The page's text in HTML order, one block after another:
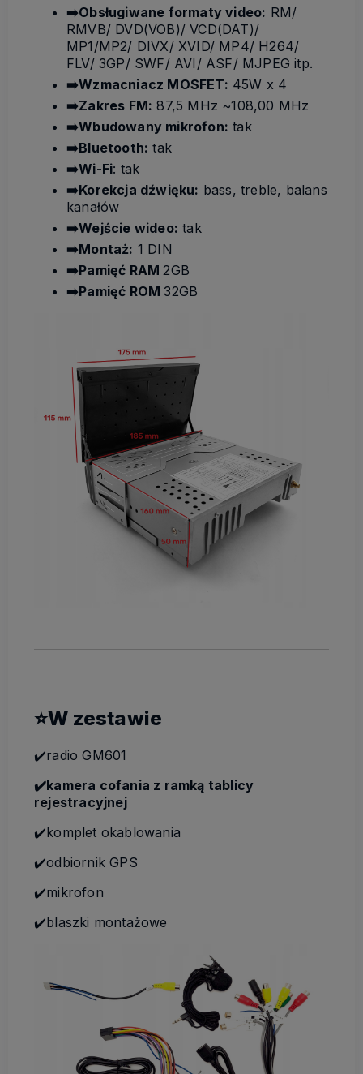
➡️Obsługiwane formaty video: RM/
RMVB/ DVD(VOB)/ VCD(DAT)/
MP1/MP2/ DIVX/ XVID/ MP4/ H264/
FLV/ 3GP/ SWF/ AVI/ ASF/ MJPEG itp.
➡️Wzmacniacz MOSFET: 45W x 4
➡️Zakres FM: 87,5 MHz ~108,00 MHz
➡️Wbudowany mikrofon: tak
➡️Bluetooth: tak
➡️Wi-Fi: tak
➡️Korekcja dźwięku: bass, treble, balans
kanałów
➡️Wejście wideo: tak
➡️Montaż: 1 DIN
➡️Pamięć RAM 2GB
➡️Pamięć ROM32GB
⭐W zestawie
✔️radio GM601
✔️kamera cofania z ramką tablicy
rejestracyjnej
✔️komplet okablowania
✔️odbiornik GPS
✔️mikrofon
✔️blaszki montażowe